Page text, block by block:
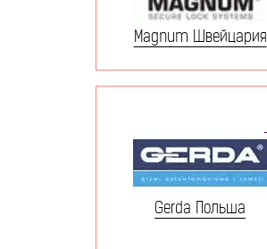
Magnum Швейцария
Gerda Польша